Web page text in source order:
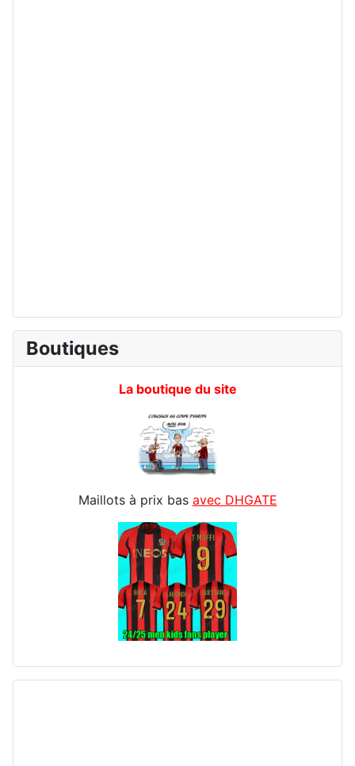
Boutiques
La boutique du site
Maillots à prix bas avec DHGATE